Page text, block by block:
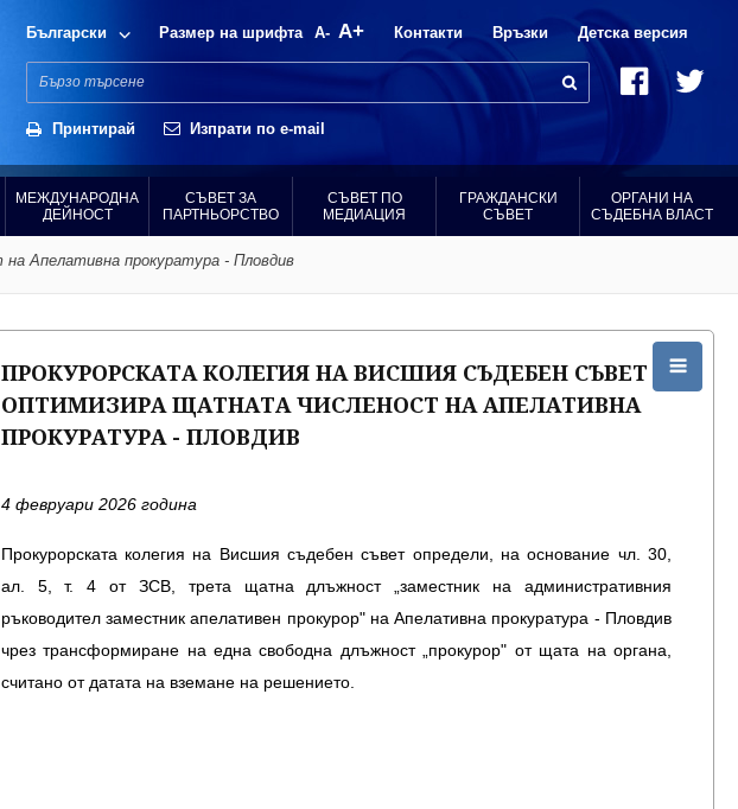
Български Размер на шрифта A- A+ Контакти Връзки Детска версия
Принтирай Изпрати по e-mail
МЕЖДУНАРОДНА
ДЕЙНОСТ
СЪВЕТ ЗА
ПАРТНЬОРСТВО
СЪВЕТ ПО
МЕДИАЦИЯ
ГРАЖДАНСКИ
СЪВЕТ
ОРГАНИ НА
СЪДЕБНА ВЛАСТ
Апелативна прокуратура - Пловдив
ПРОКУРОРСКАТА КОЛЕГИЯ НА ВИСШИЯ СЪДЕБЕН СЪВЕТ
ОПТИМИЗИРА ЩАТНАТА ЧИСЛЕНОСТ НА АПЕЛАТИВНА
ПРОКУРАТУРА - ПЛОВДИВ
4 февруари 2026 година
Прокурорската колегия на Висшия съдебен съвет определи, на основание чл. 30,
ал. 5, т. 4 от ЗСВ, трета щатна длъжност „заместник на административния
ръководител заместник апелативен прокурор" на Апелативна прокуратура - Пловдив
чрез трансформиране на една свободна длъжност „прокурор" от щата на органа,
считано от датата на вземане на решението.